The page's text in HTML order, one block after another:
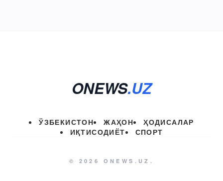
ONEWS.UZ
ЎЗБЕКИСТОН ЖАҲОН
ҲОДИСАЛАР
ИҚТИСОДИЁТ
СПОРТ
© 2026 ONEWS.UZ.